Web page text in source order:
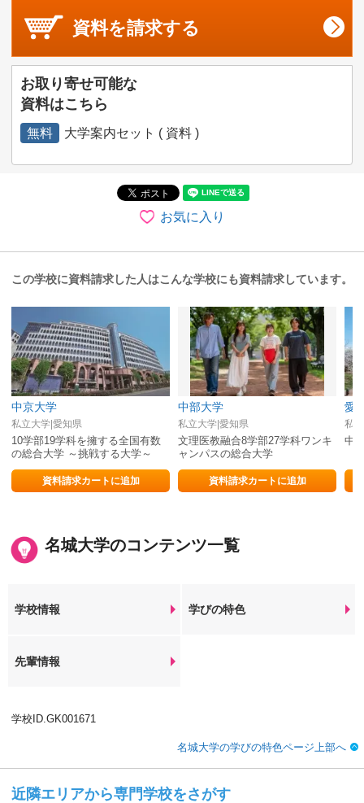
資料を請求する
お取り寄せ可能な
資料はこちら
無料 大学案内セット ( 資料 )
お気に入り
この学校に資料請求した人はこんな学校にも資料請求しています。
中京大学
私立大学|愛知県
10学部19学科を擁する全国有数
の総合大学 ～挑戦する大学～
資料請求カートに追加
中部大学
私立大学|愛知県
文理医教融合8学部27学科ワンキ
ャンパスの総合大学
資料請求カートに追加
愛
私
中
名城大学のコンテンツ一覧
学校情報 学びの特色
先輩情報
学校ID.GK001671
名城大学の学びの特色ページ上部へ
近隣エリアから専門学校をさがす